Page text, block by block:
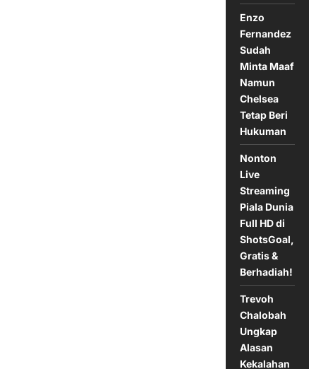
Enzo
Fernandez
Sudah
Minta Maaf
Namun
Chelsea
Tetap Beri
Hukuman
Nonton
Live
Streaming
Piala Dunia
Full HD di
ShotsGoal,
Gratis &
Berhadiah!
Trevoh
Chalobah
Ungkap
Alasan
Kekalahan